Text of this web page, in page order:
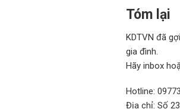
Tóm lại
KDTVN đã
gia đình.
Hãy inbox
Hotline:
Địa chỉ: Số